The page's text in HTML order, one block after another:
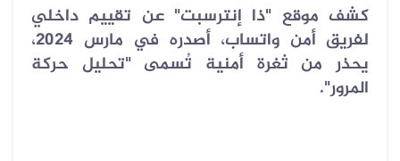
كشف موقع "ذا إنترسبت" عن تقييم داخلي
لفريق أمن واتساب، أصدره في مارس 2024،
يحذر من ثغرة أمنية تُسمى "تحليل حركة
المرور".